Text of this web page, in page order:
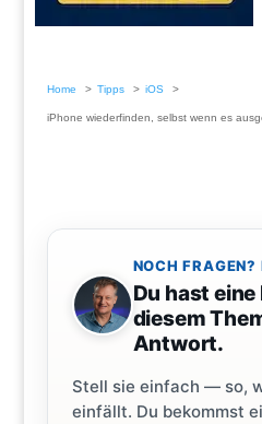
Home Tipps iOS
iPhone wiederfinden, selbst wenn es
NOCH
Du hast eine
diesem
Antwort.
Stell sie einfach — so,
einfällt. Du bekommst